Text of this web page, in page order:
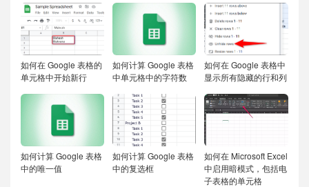
如何在 Google 表格的
单元格中开始新行
如何计算 Google 表格
中单元格中的字符数
如何在 Google 表格中
显示所有隐藏的行和列
如何计算 Google 表格
中的唯一值
如何计算 Google 表格
中的复选框
如何在 Microsoft Excel
中启用暗模式，包括电
子表格的单元格